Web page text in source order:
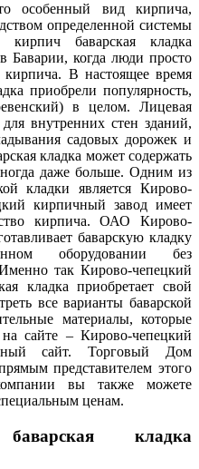
особенный вид кирпича,
определенной системы
баварская кладка
Баварии, когда люди просто
В настоящее время
приобрели популярность,
в целом. Лицевая
для внутренних стен зданий,
садовых дорожек и
кладка может содержать
даже больше. Одним из
кладки является Кирово-
кирпичный завод имеет
кирпича. ОАО Кирово-
баварскую кладку
оборудовании без
так Кирово-чепецкий
кладка приобретает свой
все варианты баварской
материалы, которые
сайте – Кирово-чепецкий
сайт. Торговый Дом
представителем этого
вы также можете
ценам.
кладка